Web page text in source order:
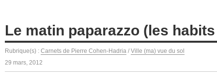
Le matin paparazzo (les
Rubrique(s) : Carnets de Pierre Cohen-Hadria / Ville (ma) vue du sol
29 mars, 2012